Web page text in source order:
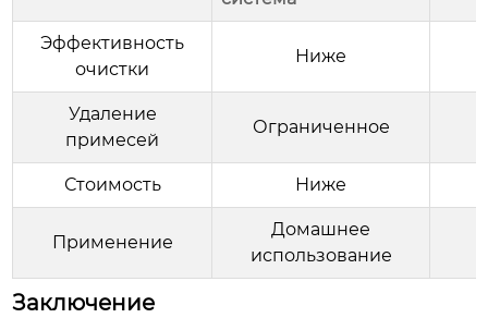
Эффективность
очистки
Ниже
Удаление
примесей
Ограниченное
Стоимость Ниже
Применение
Домашнее
использование
Заключение